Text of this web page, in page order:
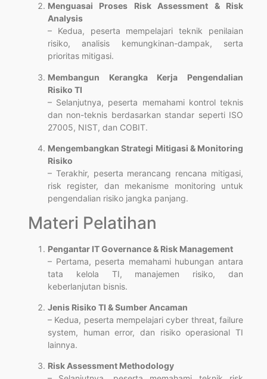
Menguasai Proses Risk Assessment & Risk
Analysis
– Kedua, peserta mempelajari teknik penilaian
risiko, analisis kemungkinan-dampak, serta
prioritas mitigasi.
Membangun Kerangka Kerja Pengendalian
Risiko TI
– Selanjutnya, peserta memahami kontrol teknis
dan non-teknis berdasarkan standar seperti ISO
27005, NIST, dan COBIT.
Mengembangkan Strategi Mitigasi & Monitoring
Risiko
– Terakhir, peserta merancang rencana mitigasi,
risk register, dan mekanisme monitoring untuk
pengendalian risiko jangka panjang.
Materi Pelatihan
Pengantar IT Governance & Risk Management
– Pertama, peserta memahami hubungan antara
tata kelola TI, manajemen risiko, dan
keberlanjutan bisnis.
Jenis Risiko TI & Sumber Ancaman
– Kedua, peserta mempelajari cyber threat, failure
system, human error, dan risiko operasional TI
lainnya.
Risk Assessment Methodology